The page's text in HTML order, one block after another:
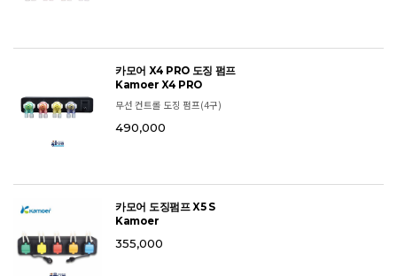
카모어 X4 PRO 도징 펌프
Kamoer X4 PRO
무선 컨트롤 도징 펌프(4구)
490,000
카모어 도징펌프 X5 S
Kamoer
355,000